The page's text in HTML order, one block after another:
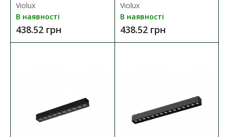
Violux
В наявності
438.52 грн
Violux
В наявності
438.52 грн